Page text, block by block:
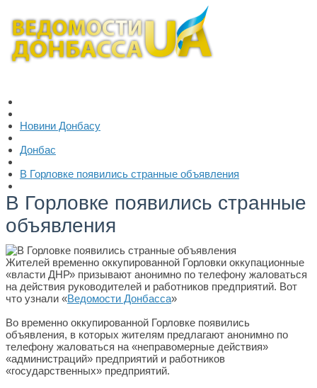
Новини Донбасу
Донбас
В Горловке появились странные объявления
В Горловке появились странные
объявления
Жителей временно оккупированной Горловки оккупационные
«власти ДНР» призывают анонимно по телефону жаловаться
на действия руководителей и работников предприятий. Вот
что узнали «Ведомости Донбасса»
Во временно оккупированной Горловке появились
объявления, в которых жителям предлагают анонимно по
телефону жаловаться на «неправомерные действия»
«администраций» предприятий и работников
«государственных» предприятий.